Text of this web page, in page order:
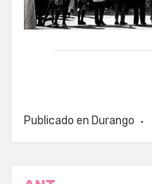
Publicado en Durango